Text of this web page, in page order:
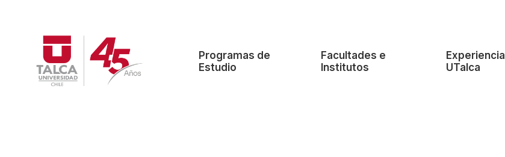
Programas de
Estudio
Facultades e
Institutos
Experiencia
UTalca